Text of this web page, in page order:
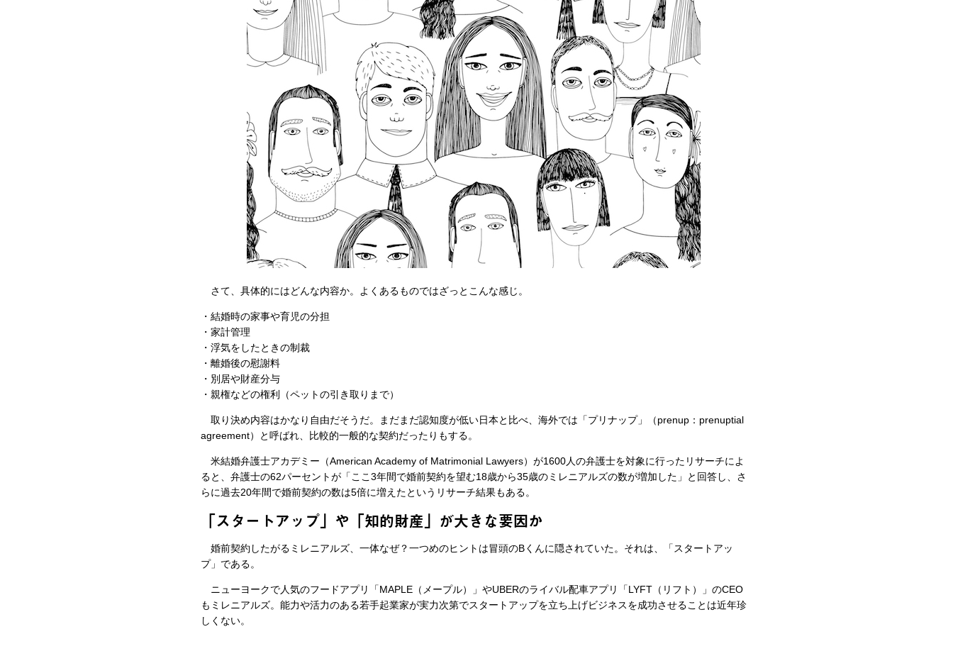
さて、具体的にはどんな内容か。よくあるものではざっとこんな感じ。
・結婚時の家事や育児の分担
・家計管理
・浮気をしたときの制裁
・離婚後の慰謝料
・別居や財産分与
・親権などの権利（ペットの引き取りまで）
取り決め内容はかなり自由だそうだ。まだまだ認知度が低い日本と比べ、海外では「プリナップ」（prenup：prenuptial
agreement）と呼ばれ、比較的一般的な契約だったりもする。
米結婚弁護士アカデミー（American Academy of Matrimonial Lawyers）が1600人の弁護士を対象に行ったリサーチによ
ると、弁護士の62パーセントが「ここ3年間で婚前契約を望む18歳から35歳のミレニアルズの数が増加した」と回答し、さ
らに過去20年間で婚前契約の数は5倍に増えたというリサーチ結果もある。
「スタートアップ」や「知的財産」が大きな要因か
婚前契約したがるミレニアルズ、一体なぜ？一つめのヒントは冒頭のBくんに隠されていた。それは、「スタートアッ
プ」である。
ニューヨークで人気のフードアプリ「MAPLE（メープル）」やUBERのライバル配車アプリ「LYFT（リフト）」のCEO
もミレニアルズ。能力や活力のある若手起業家が実力次第でスタートアップを立ち上げビジネスを成功させることは近年珍
しくない。